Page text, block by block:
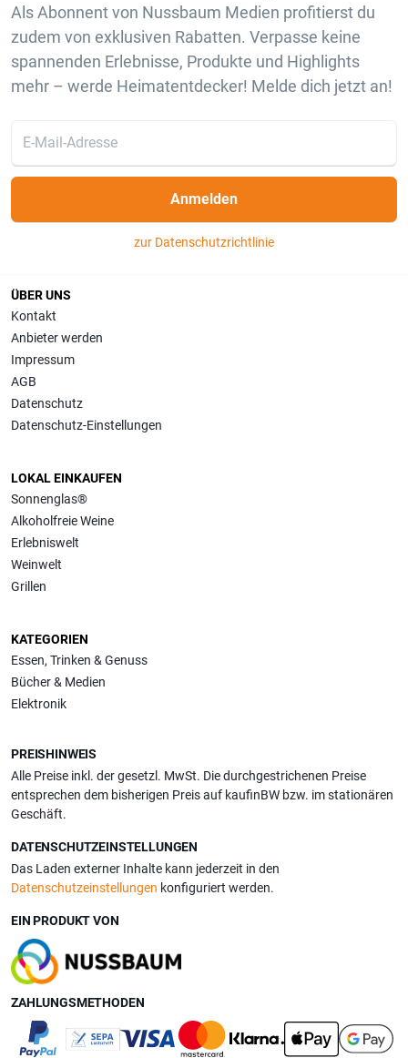
Als Abonnent von Nussbaum Medien profitierst du
zudem von exklusiven Rabatten. Verpasse keine
spannenden Erlebnisse, Produkte und Highlights
mehr – werde Heimatentdecker! Melde dich jetzt an!
Anmelden
zur Datenschutzrichtlinie
ÜBER UNS
Kontakt
Anbieter werden
Impressum
AGB
Datenschutz
Datenschutz-Einstellungen
LOKAL EINKAUFEN
Sonnenglas®
Alkoholfreie Weine
Erlebniswelt
Weinwelt
Grillen
KATEGORIEN
Essen, Trinken & Genuss
Bücher & Medien
Elektronik
PREISHINWEIS
Alle Preise inkl. der gesetzl. MwSt. Die durchgestrichenen Preise
entsprechen dem bisherigen Preis auf kaufinBW bzw. im stationären
Geschäft.
DATENSCHUTZEINSTELLUNGEN
Das Laden externer Inhalte kann jederzeit in den
Datenschutzeinstellungen konfiguriert werden.
EIN PRODUKT VON
ZAHLUNGSMETHODEN